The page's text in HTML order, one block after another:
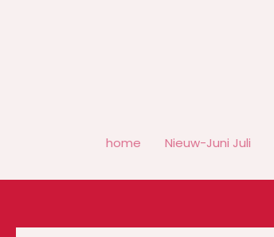
home Nieuw-Juni Juli